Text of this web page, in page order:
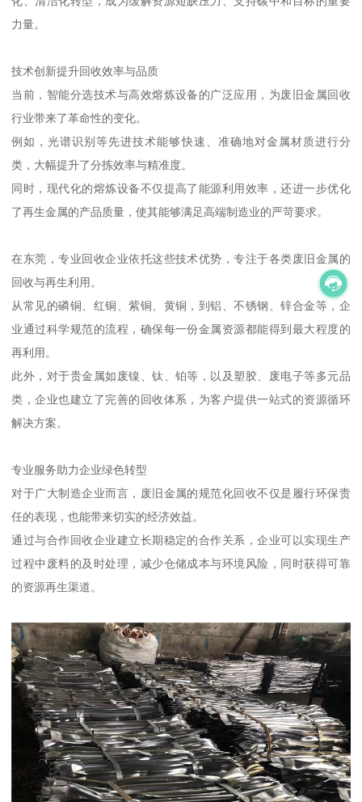
力量。
技术创新提升回收效率与品质
当前，智能分选技术与高效熔炼设备的广泛应用，为废旧金属回收
行业带来了革命性的变化。
例如，光谱识别等先进技术能够快速、准确地对金属材质进行分
类，大幅提升了分拣效率与精准度。
同时，现代化的熔炼设备不仅提高了能源利用效率，还进一步优化
了再生金属的产品质量，使其能够满足高端制造业的严苛要求。
在东莞，专业回收企业依托这些技术优势，专注于各类废旧金属的
回收与再生利用。
从常见的磷铜、红铜、紫铜、黄铜，到铝、不锈钢、锌合金等，企
业通过科学规范的流程，确保每一份金属资源都能得到最大程度的
再利用。
此外，对于贵金属如废镍、钛、铂等，以及塑胶、废电子等多元品
类，企业也建立了完善的回收体系，为客户提供一站式的资源循环
解决方案。
专业服务助力企业绿色转型
对于广大制造企业而言，废旧金属的规范化回收不仅是履行环保责
任的表现，也能带来切实的经济效益。
通过与合作回收企业建立长期稳定的合作关系，企业可以实现生产
过程中废料的及时处理，减少仓储成本与环境风险，同时获得可靠
的资源再生渠道。